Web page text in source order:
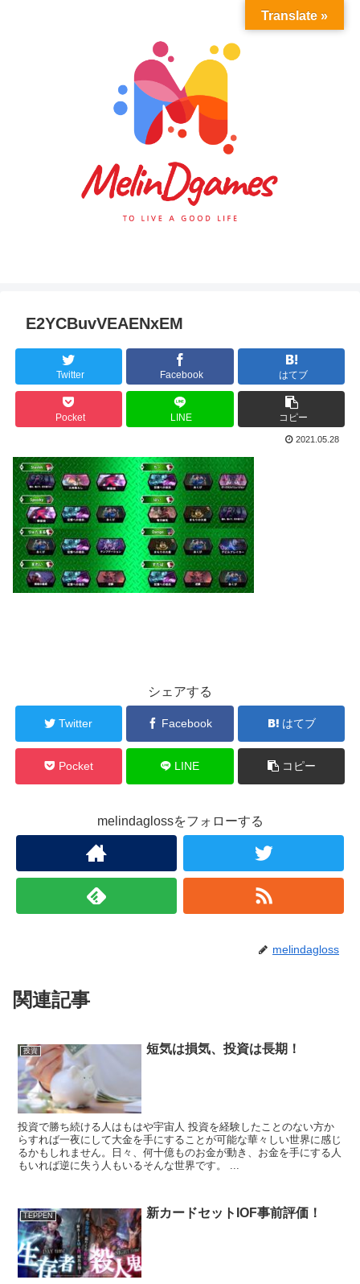
E2YCBuvVEAENxEM
Twitter Facebook はてブ
Pocket LINE コピー
2021.05.28
シェアする
Twitter Facebook はてブ
Pocket LINE コピー
melindaglossをフォローする
melindagloss
関連記事
投資 短気は損気、投資は長期！
投資で勝ち続ける人はもはや宇宙人 投資を経験したことのない方か
らすれば一夜にして大金を手にすることが可能な華々しい世界に感じ
るかもしれません。日々、何十億ものお金が動き、お金を手にする人
もいれば逆に失う人もいるそんな世界です。 ...
TEPPEN 新カードセットIOF事前評価！
Translate »